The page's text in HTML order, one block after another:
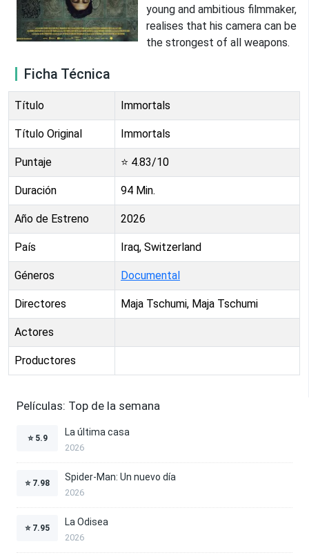
young and ambitious filmmaker,
realises that his camera can be
the strongest of all weapons.
Ficha Técnica
Título Immortals
Título Original Immortals
Puntaje ⭐ 4.83/10
Duración 94 Min.
Año de Estreno 2026
País Iraq, Switzerland
Géneros Documental
Directores Maja Tschumi, Maja Tschumi
Actores
Productores
Películas: Top de la semana
⭐ 5.9
La última casa
2026
⭐ 7.98
Spider-Man: Un nuevo día
2026
⭐ 7.95
La Odisea
2026